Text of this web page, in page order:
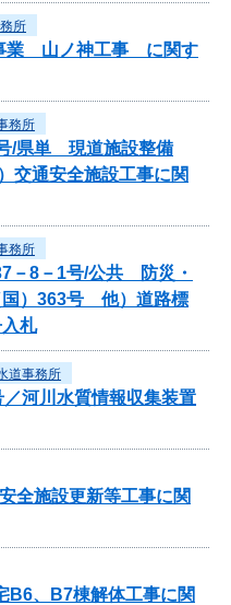
所
業 山ノ神工事 に関す
務所
/県単 現道施設整備
交通安全施設工事に関
務所
－8－1号/公共 防災・
国）363号 他）道路標
札
道事務所
／河川水質情報収集装置
全施設更新等工事に関
B6、B7棟解体工事に関